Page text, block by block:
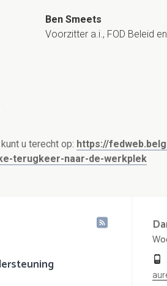
Ben Smeets
Voorzitter a.i., FOD Beleid
u terecht op: https://
terugkeer-naar-de-werkplek